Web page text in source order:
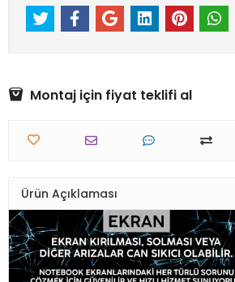
Montaj için fiyat teklifi al
Ürün Açıklaması